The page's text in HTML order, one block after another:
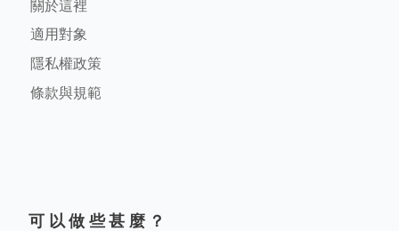
關於這裡
適用對象
隱私權政策
條款與規範
可以做些甚麼？